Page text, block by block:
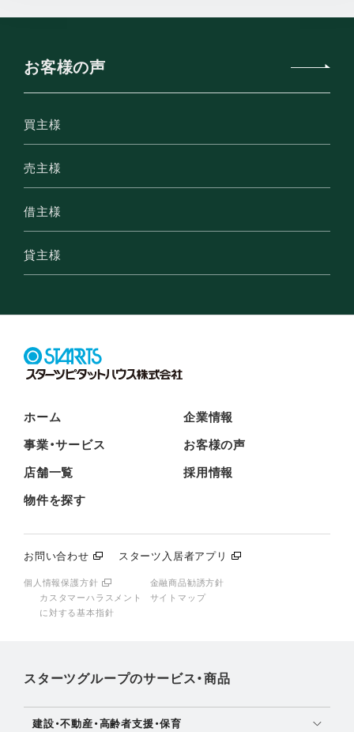
お客様の声
買主様
売主様
借主様
貸主様
ホーム 企業情報
事業・サービス お客様の声
店舗一覧 採用情報
物件を探す
お問い合わせ スターツ入居者アプリ
個人情報保護方針
金融商品勧誘方針
カスタマーハラスメント
に対する基本指針
サイトマップ
スターツグループのサービス・商品
建設・不動産・高齢者支援・保育